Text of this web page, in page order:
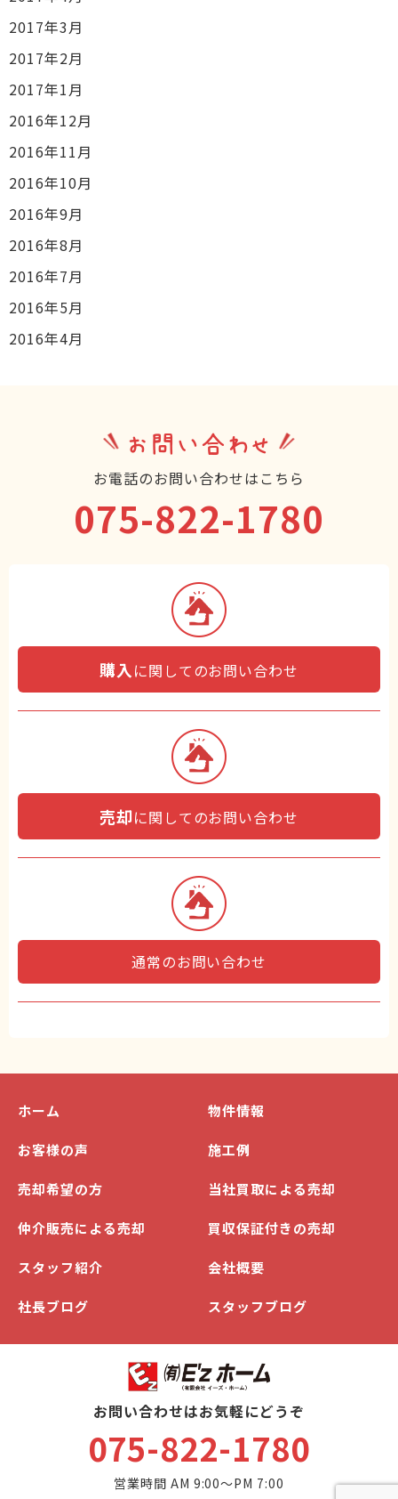
2017年3月
2017年2月
2017年1月
2016年12月
2016年11月
2016年10月
2016年9月
2016年8月
2016年7月
2016年5月
2016年4月
お問い合わせ
お電話のお問い合わせはこちら
075-822-1780
購入 に関してのお問い合わせ
売却に関してのお問い合わせ
通常のお問い合わせ
ホーム 物件情報
お客様の声 施工例
売却希望の方 当社買取による売却
仲介販売による売却 買収保証付きの売却
スタッフ紹介 会社概要
社長ブログ スタッフブログ
お問い合わせはお気軽にどうぞ
075-822-1780
営業時間 AM 9:00～PM 7:00